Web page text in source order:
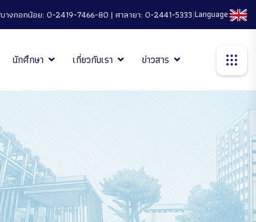
บางกอกน้อย: 0-2419-7466-80 | ศาลายา: 0-2441-5333|Language:
นักศึกษา เกี่ยวกับเรา ข่าวสาร